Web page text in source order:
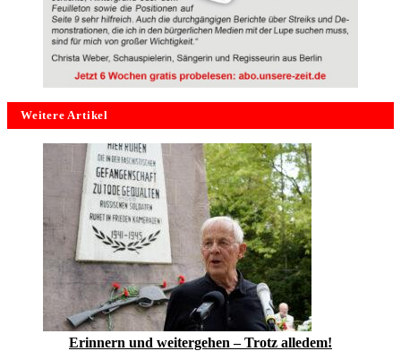
Weitere Artikel
Erinnern und weitergehen – Trotz alledem!